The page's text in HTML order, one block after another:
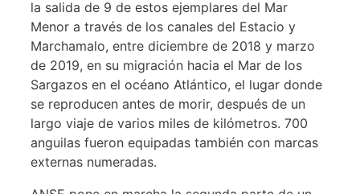
la salida de 9 de estos ejemplares del Mar
Menor a través de los canales del Estacio y
Marchamalo, entre diciembre de 2018 y marzo
de 2019, en su migración hacia el Mar de los
Sargazos en el océano Atlántico, el lugar donde
se reproducen antes de morir, después de un
largo viaje de varios miles de kilómetros. 700
anguilas fueron equipadas también con marcas
externas numeradas.